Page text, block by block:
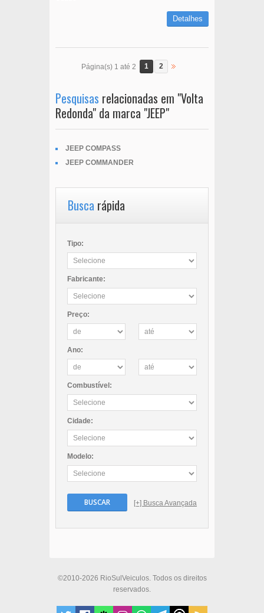
Detalhes
Página(s) 1 até 2 1 2
Pesquisas relacionadas em "Volta
Redonda" da marca "JEEP"
JEEP COMPASS
JEEP COMMANDER
Busca rápida
Tipo:
Fabricante:
Preço:
Ano:
Combustível:
Cidade:
Modelo:
BUSCAR [+] Busca Avançada
©2010-2026 RioSulVeiculos. Todos os direitos
reservados.